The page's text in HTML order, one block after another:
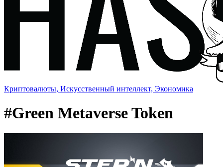
Криптовалюты, Искусственный интеллект, Экономика
#Green Metaverse Token